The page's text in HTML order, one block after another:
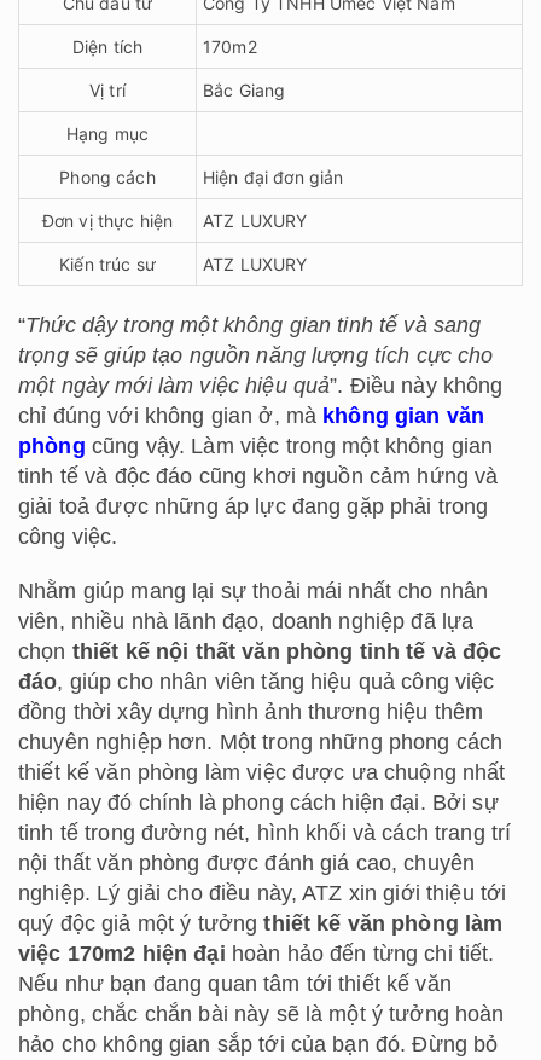
Diện tích 170m2
Vị trí Bắc Giang
Hạng mục
Phong cách Hiện đại đơn giản
Đơn vị thực hiện ATZ LUXURY
Kiến trúc sư ATZ LUXURY
“Thức dậy trong một không gian tinh tế và sang
trọng sẽ giúp tạo nguồn năng lượng tích cực cho
một ngày mới làm việc hiệu quả”. Điều này không
chỉ đúng với không gian ở, mà không gian văn
phòng cũng vậy. Làm việc trong một không gian
tinh tế và độc đáo cũng khơi nguồn cảm hứng và
giải toả được những áp lực đang gặp phải trong
công việc.
Nhằm giúp mang lại sự thoải mái nhất cho nhân
viên, nhiều nhà lãnh đạo, doanh nghiệp đã lựa
chọn thiết kế nội thất văn phòng tinh tế và độc
đáo, giúp cho nhân viên tăng hiệu quả công việc
đồng thời xây dựng hình ảnh thương hiệu thêm
chuyên nghiệp hơn. Một trong những phong cách
thiết kế văn phòng làm việc được ưa chuộng nhất
hiện nay đó chính là phong cách hiện đại. Bởi sự
tinh tế trong đường nét, hình khối và cách trang trí
nội thất văn phòng được đánh giá cao, chuyên
nghiệp. Lý giải cho điều này, ATZ xin giới thiệu tới
quý độc giả một ý tưởngthiết kế văn phòng làm
việc 170m2 hiện đại hoàn hảo đến từng chi tiết.
Nếu như bạn đang quan tâm tới thiết kế văn
phòng, chắc chắn bài này sẽ là một ý tưởng hoàn
hảo cho không gian sắp tới của bạn đó. Đừng bỏ